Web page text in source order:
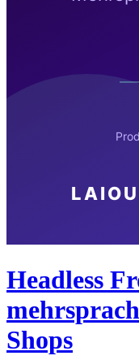
Headless
Shops